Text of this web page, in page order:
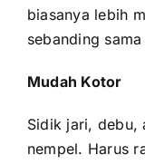
biasanya lebih
sebanding
Mudah Kotor
Sidik jari, debu,
nempel. Harus